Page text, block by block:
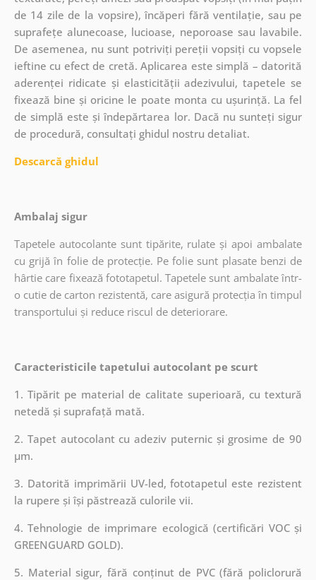
de 14 zile de la vopsire), încăperi fără ventilație, sau pe
suprafețe alunecoase, lucioase, neporoase sau lavabile.
De asemenea, nu sunt potriviți pereții vopsiți cu vopsele
ieftine cu efect de cretă. Aplicarea este simplă – datorită
aderenței ridicate și elasticității adezivului, tapetele se
fixează bine și oricine le poate monta cu ușurință. La fel
de simplă este și îndepărtarea lor. Dacă nu sunteți sigur
de procedură, consultați ghidul nostru detaliat.
Descarcă ghidul
Ambalaj sigur
Tapetele autocolante sunt tipărite, rulate și apoi ambalate
cu grijă în folie de protecție. Pe folie sunt plasate benzi de
hârtie care fixează fototapetul. Tapetele sunt ambalate într-
o cutie de carton rezistentă, care asigură protecția în timpul
transportului și reduce riscul de deteriorare.
Caracteristicile tapetului autocolant pe scurt
1. Tipărit pe material de calitate superioară, cu textură
netedă și suprafață mată.
2. Tapet autocolant cu adeziv puternic și grosime de 90
µm.
3. Datorită imprimării UV-led, fototapetul este rezistent
la rupere și își păstrează culorile vii.
4. Tehnologie de imprimare ecologică (certificări VOC și
GREENGUARD GOLD).
5. Material sigur, fără conținut de PVC (fără policlorură